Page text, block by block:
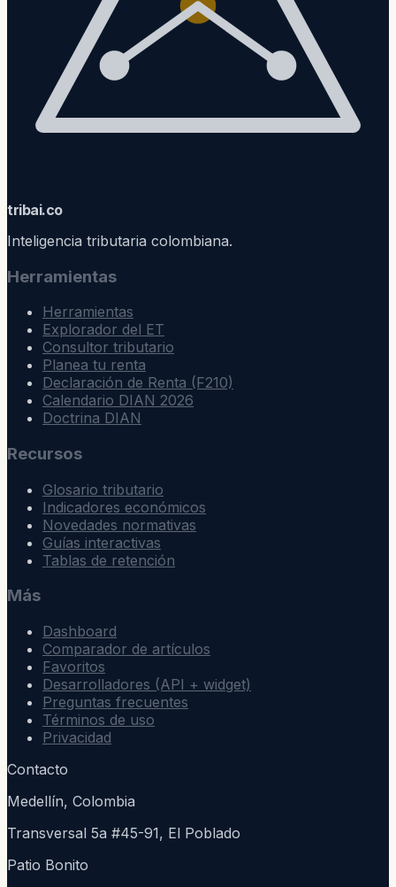
tribai.co
Inteligencia tributaria colombiana.
Herramientas
Herramientas
Explorador del ET
Consultor tributario
Planea tu renta
Declaración de Renta (F210)
Calendario DIAN 2026
Doctrina DIAN
Recursos
Glosario tributario
Indicadores económicos
Novedades normativas
Guías interactivas
Tablas de retención
Más
Dashboard
Comparador de artículos
Favoritos
Desarrolladores (API + widget)
Preguntas frecuentes
Términos de uso
Privacidad
Contacto
Medellín, Colombia
Transversal 5a #45-91, El Poblado
Patio Bonito